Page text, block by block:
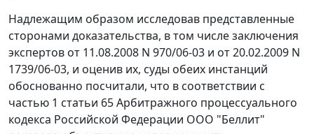
Надлежащим образом исследовав представленные
сторонами доказательства, в том числе заключения
экспертов от 11.08.2008 N 970/06-03 и от 20.02.2009 N
1739/06-03, и оценив их, суды обеих инстанций
обоснованно посчитали, что в соответствии с
частью 1 статьи 65Арбитражного процессуального
кодекса Российской Федерации ООО "Беллит"